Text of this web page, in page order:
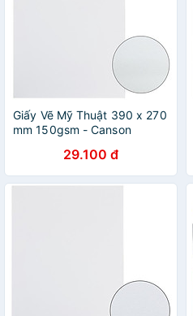
Giấy Vẽ Mỹ Thuật 390 x 270
mm 150gsm - Canson
29.100 đ